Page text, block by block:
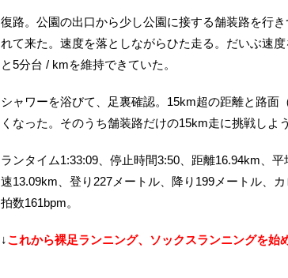
復路。公園の出口から少し公園に接する舗装路を行
れて来た。速度を落としながらひた走る。だいぶ速
と5分台 / kmを維持できていた。
シャワーを浴びて、足裏確認。15km超の距離と路面
くなった。そのうち舗装路だけの15km走に挑戦しよう
ランタイム1:33:09、停止時間3:50、距離16.94km、
速13.09km、登り227メートル、降り199メートル、
拍数161bpm。
↓これから裸足ランニング、ソックスランニングを始